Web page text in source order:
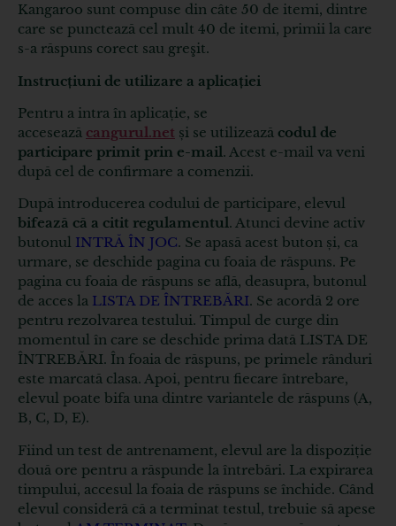
Kangaroo sunt compuse din câte 50 de itemi, dintre
care se punctează cel mult 40 de itemi, primii la care
s-a răspuns corect sau greşit.
Instrucțiuni de utilizare a aplicației
Pentru a intra în aplicație, se
accesează cangurul.net și se utilizează codul de
participare primit prin e-mail. Acest e-mail va veni
după cel de confirmare a comenzii.
După introducerea codului de participare, elevul
bifează că a citit regulamentul. Atunci devine activ
butonul INTRĂ ÎN JOC. Se apasă acest buton și, ca
urmare, se deschide pagina cu foaia de răspuns. Pe
pagina cu foaia de răspuns se află, deasupra, butonul
de acces la LISTA DE ÎNTREBĂRI. Se acordă 2 ore
pentru rezolvarea testului. Timpul de curge din
momentul în care se deschide prima dată LISTA DE
ÎNTREBĂRI. În foaia de răspuns, pe primele rânduri
este marcată clasa. Apoi, pentru fiecare întrebare,
elevul poate bifa una dintre variantele de răspuns (A,
B, C, D, E).
Fiind un test de antrenament, elevul are la dispoziție
două ore pentru a răspunde la întrebări. La expirarea
timpului, accesul la foaia de răspuns se închide. Când
elevul consideră că a terminat testul, trebuie să apese